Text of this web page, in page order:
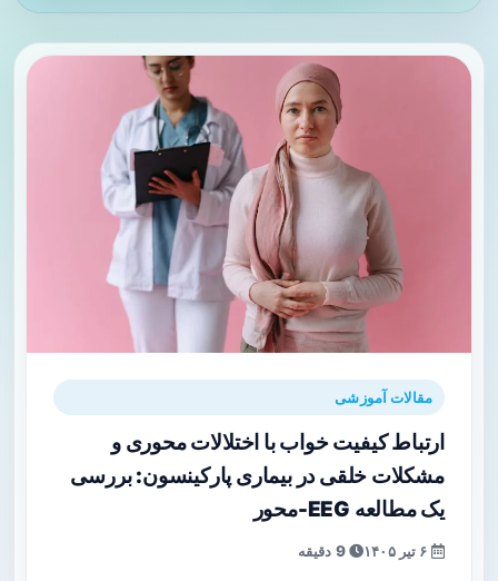
مقالات آموزشی
ارتباط کیفیت خواب با اختلالات محوری و
مشکلات خلقی در بیماری پارکینسون: بررسی
یک مطالعه EEG-محور
9 دقیقه